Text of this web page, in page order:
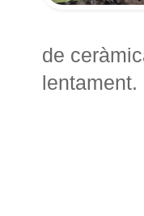
de
lentament.